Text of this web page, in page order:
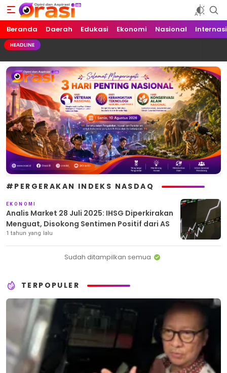
Orasi.ID
Opini dan Aspirasi!
Beranda Daerah Edukasi Ekonomi Nasional
HEADLINE
#PERGERAKAN INDEKS NASDAQ
EKONOMI
Analis Market 28 Juli 2025: IHSG Diperkirakan
Menguat, Disokong Sentimen Positif dari AS
1 tahun yang lalu
Sudah ditampilkan semua
TERPOPULER